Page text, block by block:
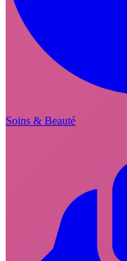
Soins & Beauté